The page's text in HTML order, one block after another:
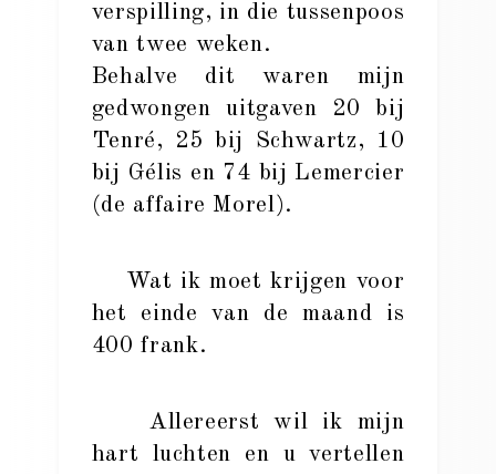
verspilling, in die tussenpoos
van twee weken.
Behalve dit waren mijn
gedwongen uitgaven 20 bij
Tenré, 25 bij Schwartz, 10
bij Gélis en 74 bij Lemercier
(de affaire Morel).
Wat ik moet krijgen voor
het einde van de maand is
400 frank.
Allereerst wil ik mijn
hart luchten en u vertellen